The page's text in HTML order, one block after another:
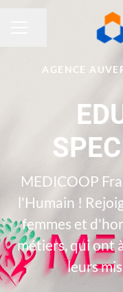
Partager la page
AGENCE
MEDICOOP
l'Humain !
femmes et
métiers, qui ont
leurs